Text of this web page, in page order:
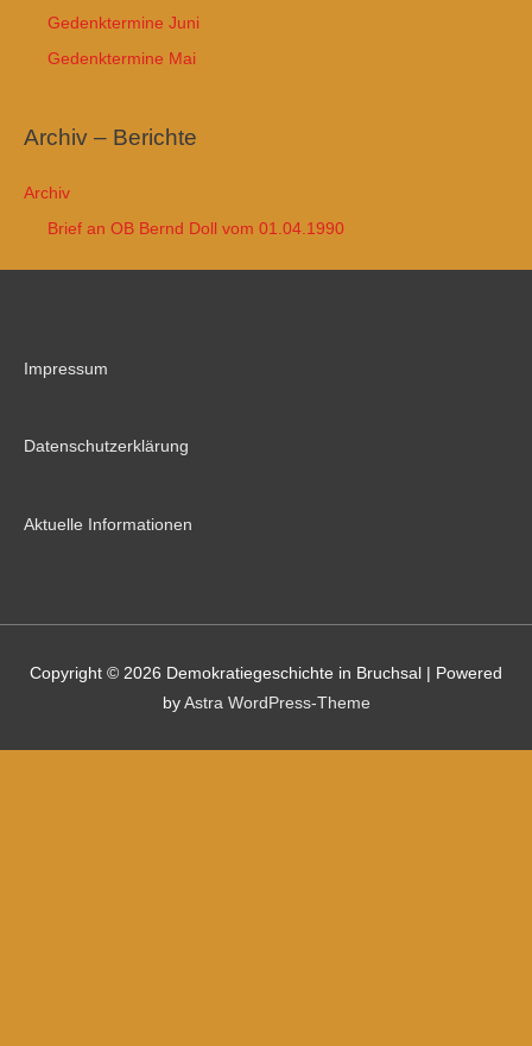
Gedenktermine Juni
Gedenktermine Mai
Archiv – Berichte
Archiv
Brief an OB Bernd Doll vom 01.04.1990
Impressum
Datenschutzerklärung
Aktuelle Informationen
Copyright © 2026 Demokratiegeschichte in Bruchsal | Powered
by Astra WordPress-Theme